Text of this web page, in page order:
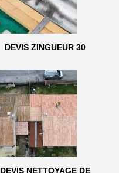
DEVIS ZINGUEUR 30
DEVIS NETTOYAGE DE